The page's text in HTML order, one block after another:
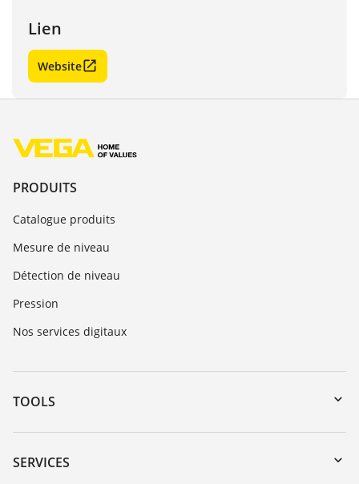
Lien
Website
PRODUITS
Catalogue produits
Mesure de niveau
Détection de niveau
Pression
Nos services digitaux
TOOLS
Téléchargements
Recherche par numéro de série
SERVICES